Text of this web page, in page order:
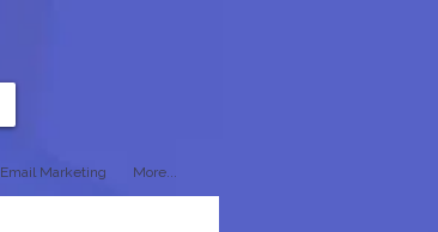
Email Marketing More...